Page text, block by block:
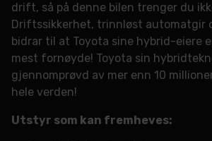
drift, så på denne bilen trenger du
Driftssikkerhet, trinnløst automatgir
bidrar til at Toyota sine hybrid-eiere
mest fornøyde! Toyota sin
gjennomprøvd av mer enn 10
hele verden!
Utstyr som kan fremheves: